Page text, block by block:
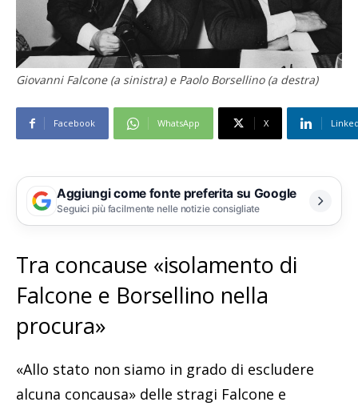
Giovanni Falcone (a sinistra) e Paolo Borsellino (a destra)
Facebook WhatsApp X
Aggiungi come fonte preferita su Google
Seguici più facilmente nelle notizie consigliate
Tra concause «isolamento di
Falcone e Borsellino nella
procura»
«Allo stato non siamo in grado di escludere
alcuna concausa» delle stragi Falcone e